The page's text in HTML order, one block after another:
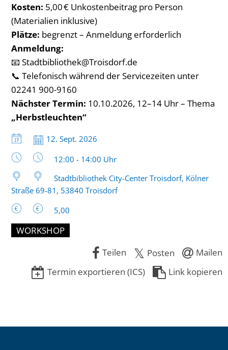
Kosten: 5,00 € Unkostenbeitrag pro Person
(Materialien inklusive)
Plätze: begrenzt – Anmeldung erforderlich
Anmeldung:
📧 Stadtbibliothek@Troisdorf.de
📞 Telefonisch während der Servicezeiten unter
02241 900-9160
Nächster Termin: 10.10.2026, 12–14 Uhr – Thema
„Herbstleuchten“
Datum:
12. Sept. 2026
Uhrzeit:
12:00 - 14:00 Uhr
Stadtbibliothek City-Center Troisdorf, Kölner
Straße 69-81, 53840 Troisdorf
5,00
WORKSHOP
Teilen
Posten
Mailen
Termin exportieren (ICS)
Link kopieren